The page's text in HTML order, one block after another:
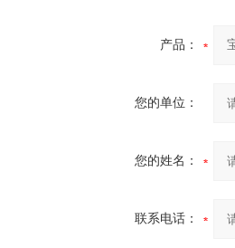
产品：
您的单位：
您的姓名：
联系电话：